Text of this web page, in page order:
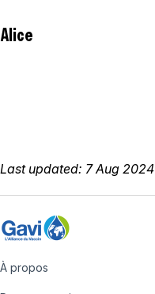
Alice
Last updated: 7 Aug 2024
À propos